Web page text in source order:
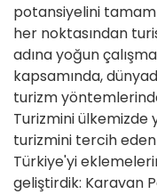
potansiyelini
her noktasından
adına yoğun
kapsamında,
turizm
Turizmini ülkemizde
turizmini tercih
Türkiye'yi
geliştirdik: Karavan